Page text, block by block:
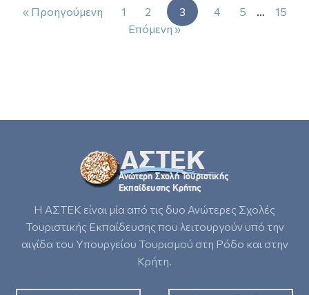
« Προηγούμενη 1 2 3 4 5 …
15
Επόμενη »
Η ΑΣΤΕΚ είναι μία από τις δυο Ανώτερες Σχολές
Τουριστικής Εκπαίδευσης που λειτουργούν υπό την
αιγίδα του Υπουργείου Τουρισμού στη Ρόδο και στην
Κρήτη.